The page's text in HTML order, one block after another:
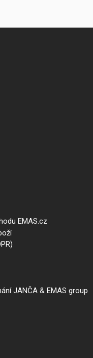
EMAS.cz
JANČA & EMAS group